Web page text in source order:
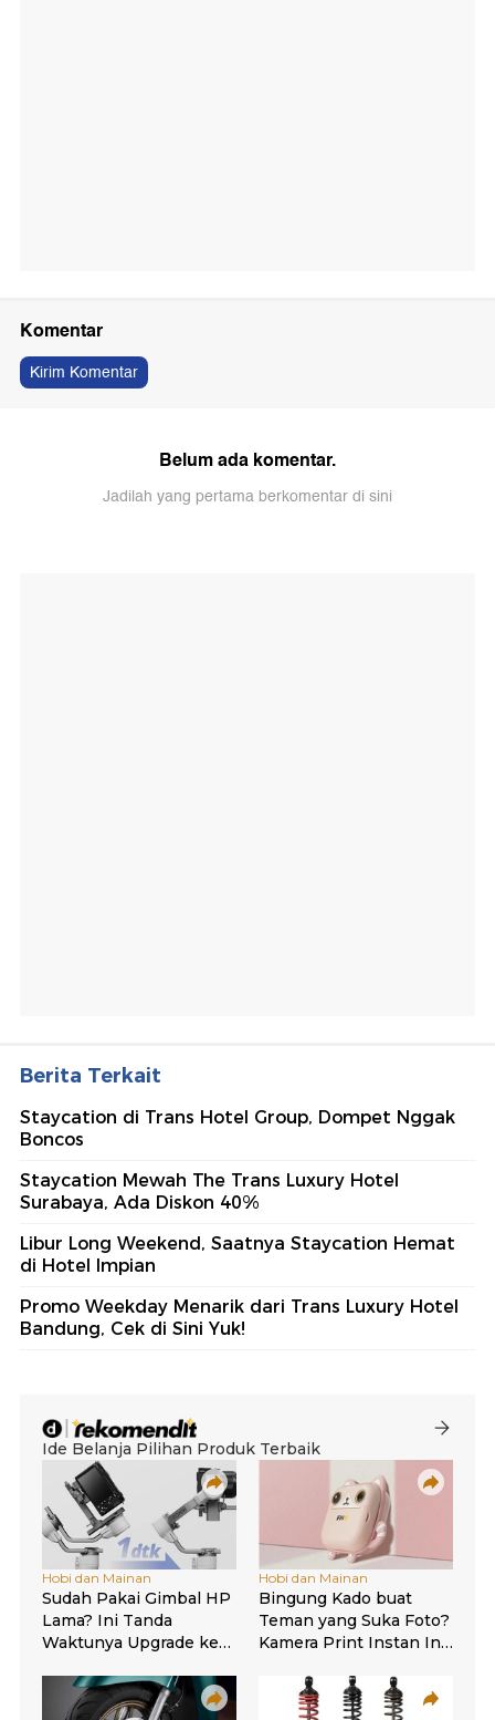
Komentar
Kirim Komentar
Belum ada komentar.
Jadilah yang pertama berkomentar di sini
Berita Terkait
Staycation di Trans Hotel Group, Dompet Nggak
Boncos
Staycation Mewah The Trans Luxury Hotel
Surabaya, Ada Diskon 40%
Libur Long Weekend, Saatnya Staycation Hemat
di Hotel Impian
Promo Weekday Menarik dari Trans Luxury Hotel
Bandung, Cek di Sini Yuk!